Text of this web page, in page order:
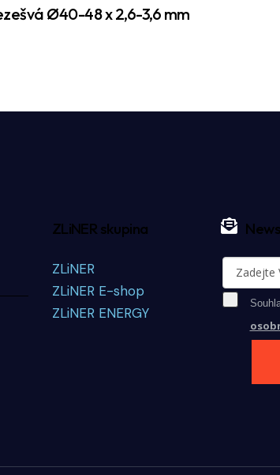
Ø40-48 x 2,6-3,6 mm
ZLiNER skupina
ZLiNER
ZLiNER E-shop
ZLiNER ENERGY